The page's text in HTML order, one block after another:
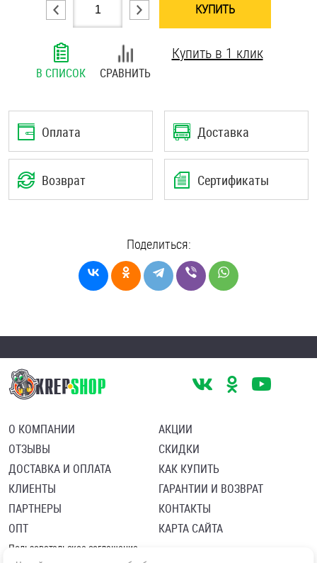
КУПИТЬ
В СПИСОК СРАВНИТЬ
Купить в 1 клик
Оплата Доставка
Возврат Сертификаты
Поделиться:
О КОМПАНИИ
ОТЗЫВЫ
ДОСТАВКА И ОПЛАТА
КЛИЕНТЫ
ПАРТНЕРЫ
ОПТ
АКЦИИ
СКИДКИ
КАК КУПИТЬ
ГАРАНТИИ И ВОЗВРАТ
КОНТАКТЫ
КАРТА САЙТА
Пользовательское соглашение
Политика в отношении обработки персональных данных